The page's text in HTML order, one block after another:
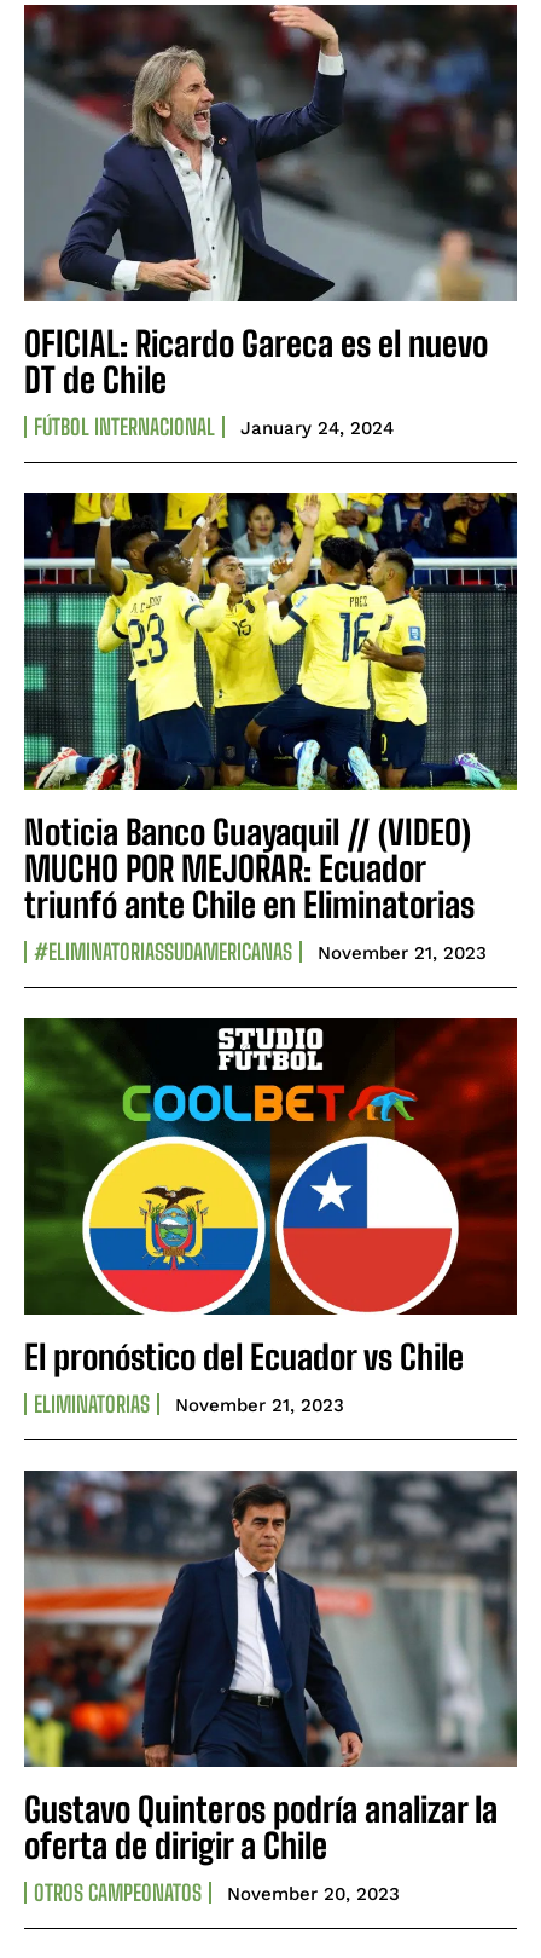
OFICIAL: Ricardo Gareca es el nuevo
DT de Chile
FÚTBOL INTERNACIONAL January 24, 2024
Noticia Banco Guayaquil // (VIDEO)
MUCHO POR MEJORAR: Ecuador
triunfó ante Chile en Eliminatorias
#ELIMINATORIASSUDAMERICANAS November 21, 2023
El pronóstico del Ecuador vs Chile
ELIMINATORIAS November 21, 2023
Gustavo Quinteros podría analizar la
oferta de dirigir a Chile
OTROS CAMPEONATOS November 20, 2023